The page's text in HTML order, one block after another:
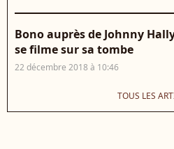
Bono auprès de Johnny
se filme sur sa tombe
22 décembre 2018 à 10:46
TOUS LES